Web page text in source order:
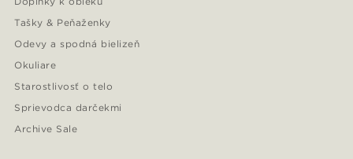
Tašky & Peňaženky
Odevy a spodná bielizeň
Okuliare
Starostlivosť o telo
Sprievodca darčekmi
Archive Sale